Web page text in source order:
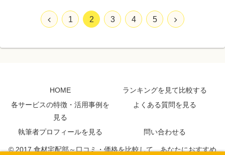
1 2 3 4 5
HOME
ランキングを見て比較する
各サービスの特徴・活用事例を
見る
よくある質問を見る
執筆者プロフィールを見る 問い合わせる
© 2017 食材宅配部～口コミ・価格を比較して、あなたにおすすめ